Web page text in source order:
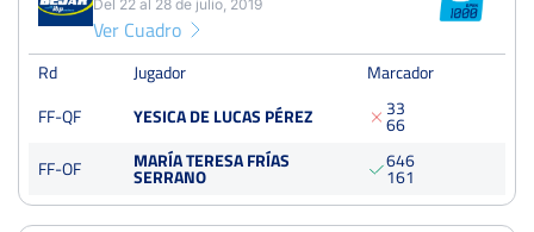
125 PuntosDel 22 al 28 de julio, 2019
Ver Cuadro
Rd Jugador
Marcador
FF-QF
YESICA DE LUCAS PÉREZ 3
6
3
6
FF-OF
MARÍA TERESA FRÍAS
SERRANO
6
1
4
6
6
1